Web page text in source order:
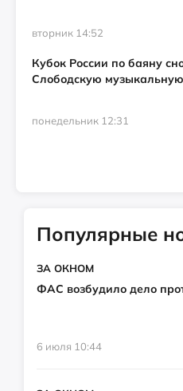
вторник 14:52
Кубок России по баяну
Слободскую
понедельник 12:31
Популярные
ЗА ОКНОМ
ФАС возбудило дело
6 июля 10:44